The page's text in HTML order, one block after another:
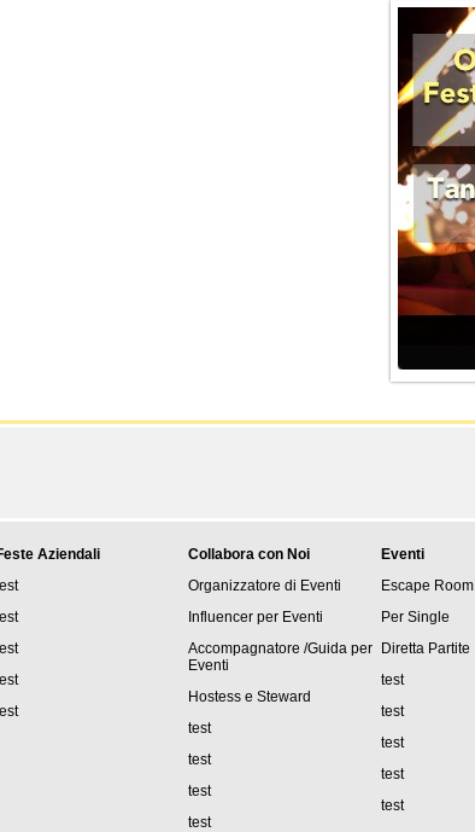
Aziendali
Collabora con Noi
Organizzatore di Eventi
Influencer per Eventi
Accompagnatore /Guida per
Eventi
Hostess e Steward
test
test
test
test
Eventi
Escape Room
Per Single
Diretta Partite
test
test
test
test
test